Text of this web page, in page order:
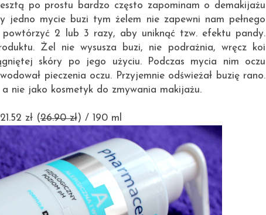
po prostu bardzo często zapominam o demakijażu
jedno mycie buzi tym żelem nie zapewni nam pełnego
powtórzyć 2 lub 3 razy, aby uniknąć tzw. efektu pandy.
Żel nie wysusza buzi, nie podrażnia, wręcz koi
skóry po jego użyciu. Podczas mycia nim oczu
pieczenia oczu. Przyjemnie odświeżał buzię rano.
nie jako kosmetyk do zmywania makijażu.
zł (26.90 zł) / 190 ml